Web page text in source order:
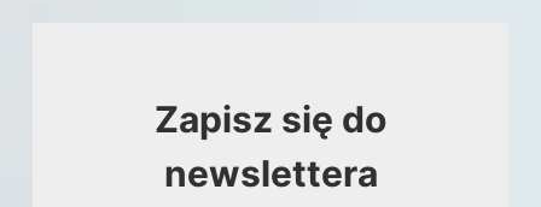
Zapisz się do
newslettera